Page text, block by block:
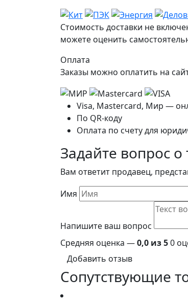
Стоимость доставки не
можете оценить
Оплата
Заказы можно оплатить на
Visa, Mastercard, Мир —
По QR-коду
Оплата по счету для
Задайте вопрос о
Вам ответит продавец,
Имя
Напишите ваш вопрос
Средняя оценка —0,0 из 50
Добавить отзыв
Сопутствующие